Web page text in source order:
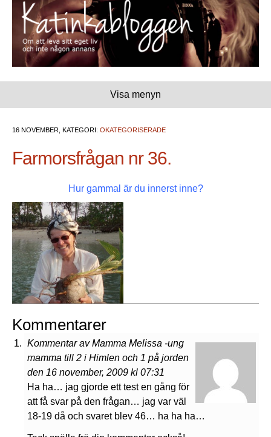
Visa menyn
16 NOVEMBER, KATEGORI: OKATEGORISERADE
Farmorsfrågan nr 36.
Hur gammal är du innerst inne?
Kommentarer
Kommentar av Mamma Melissa -ung
mamma till 2 i Himlen och 1 på jorden
den 16 november, 2009 kl 07:31
Ha ha… jag gjorde ett test en gång för
att få svar på den frågan… jag var väl
18-19 då och svaret blev 46… ha ha ha…